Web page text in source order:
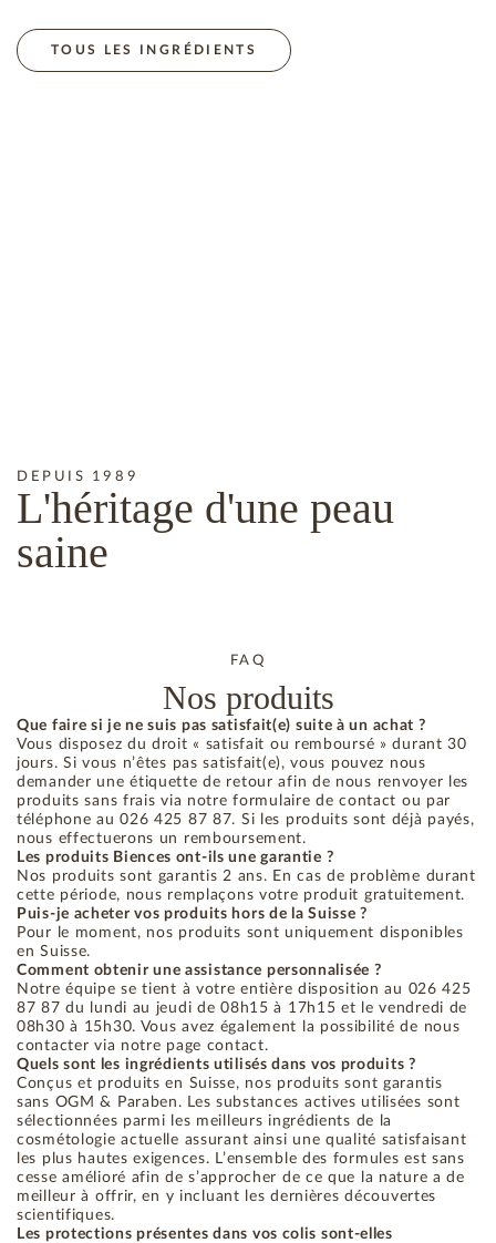
TOUS LES INGRÉDIENTS
DEPUIS 1989
L'héritage d'une peau
saine
FAQ
Nos produits
Que faire si je ne suis pas satisfait(e) suite à un achat ?
Vous disposez du droit « satisfait ou remboursé » durant 30
jours. Si vous n’êtes pas satisfait(e), vous pouvez nous
demander une étiquette de retour afin de nous renvoyer les
produits sans frais via notre formulaire de contact ou par
téléphone au 026 425 87 87. Si les produits sont déjà payés,
nous effectuerons un remboursement.
Les produits Biences ont-ils une garantie ?
Nos produits sont garantis 2 ans. En cas de problème durant
cette période, nous remplaçons votre produit gratuitement.
Puis-je acheter vos produits hors de la Suisse ?
Pour le moment, nos produits sont uniquement disponibles
en Suisse.
Comment obtenir une assistance personnalisée ?
Notre équipe se tient à votre entière disposition au 026 425
87 87 du lundi au jeudi de 08h15 à 17h15 et le vendredi de
08h30 à 15h30. Vous avez également la possibilité de nous
contacter via notre page contact.
Quels sont les ingrédients utilisés dans vos produits ?
Conçus et produits en Suisse, nos produits sont garantis
sans OGM & Paraben. Les substances actives utilisées sont
sélectionnées parmi les meilleurs ingrédients de la
cosmétologie actuelle assurant ainsi une qualité satisfaisant
les plus hautes exigences. L’ensemble des formules est sans
cesse amélioré afin de s’approcher de ce que la nature a de
meilleur à offrir, en y incluant les dernières découvertes
scientifiques.
Les protections présentes dans vos colis sont-elles